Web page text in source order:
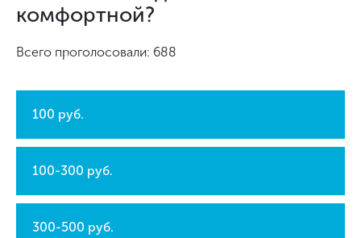
комфортной?
Всего проголосовали: 688
100 руб.
100-300 руб.
300-500 руб.